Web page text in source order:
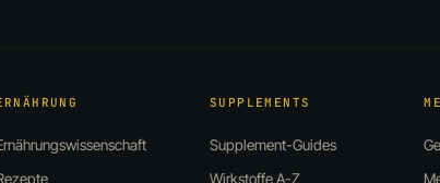
SUPPLEMENTS
Supplement-Guides
Wirkstoffe A-Z